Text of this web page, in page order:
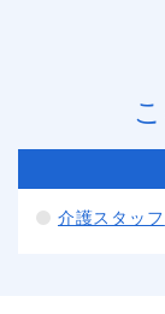
介護スタッフ